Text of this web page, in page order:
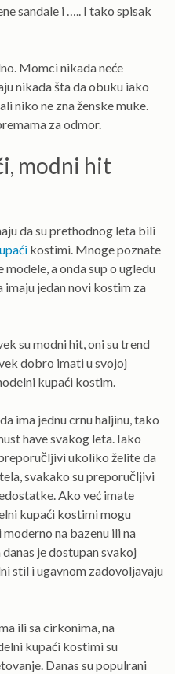
sandale i ….. I tako spisak
Momci nikada neće
nikada šta da obuku iako
niko ne zna ženske muke.
za odmor.
modni hit
da su prethodnog leta bili
kostimi. Mnoge poznate
a onda sup o ugledu
imaju jedan novi kostim za
su modni hit, oni su trend
dobro imati u svojoj
kupaći kostim.
ima jednu crnu haljinu, tako
have svakog leta. Iako
ukoliko želite da
svakako su preporučljivi
Ako već imate
kupaći kostimi mogu
na bazenu ili na
je dostupan svakoj
stil i ugavnom zadovoljavaju
ili sa cirkonima, na
kupaći kostimi su
Danas su populrani